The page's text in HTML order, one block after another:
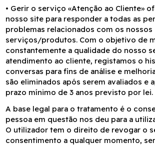
• Gerir o serviço «Atenção ao Cliente»
nosso site para responder a todas as
problemas relacionados com os nossos
serviços/produtos. Com o objetivo de
constantemente a qualidade do nosso
atendimento ao cliente, registamos o
conversas para fins de análise e
são eliminados após serem avaliados e
prazo mínimo de 3 anos previsto por lei.
A base legal para o tratamento é o
pessoa em questão nos deu para a
O utilizador tem o direito de revogar o
consentimento a qualquer momento,